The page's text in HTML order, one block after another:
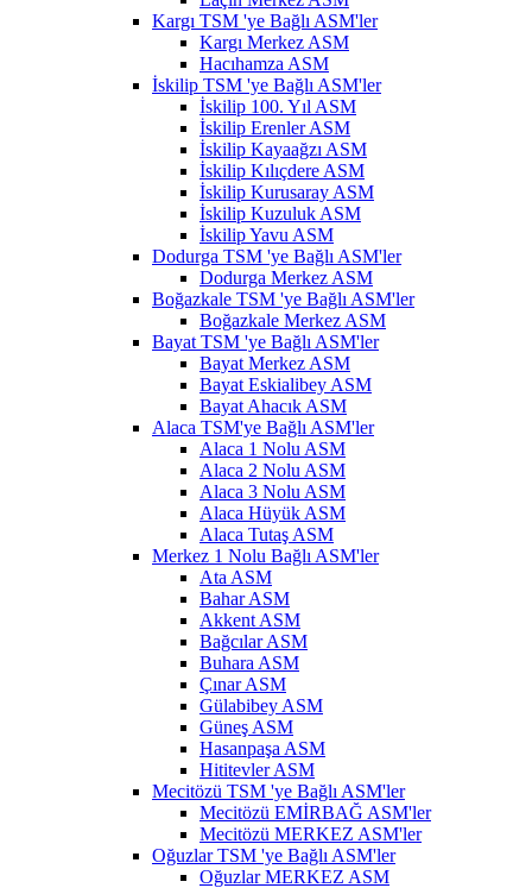
Kargı TSM 'ye Bağlı ASM'ler
Kargı Merkez ASM
Hacıhamza ASM
İskilip TSM 'ye Bağlı ASM'ler
İskilip 100. Yıl ASM
İskilip Erenler ASM
İskilip Kayaağzı ASM
İskilip Kılıçdere ASM
İskilip Kurusaray ASM
İskilip Kuzuluk ASM
İskilip Yavu ASM
Dodurga TSM 'ye Bağlı ASM'ler
Dodurga Merkez ASM
Boğazkale TSM 'ye Bağlı ASM'ler
Boğazkale Merkez ASM
Bayat TSM 'ye Bağlı ASM'ler
Bayat Merkez ASM
Bayat Eskialibey ASM
Bayat Ahacık ASM
Alaca TSM'ye Bağlı ASM'ler
Alaca 1 Nolu ASM
Alaca 2 Nolu ASM
Alaca 3 Nolu ASM
Alaca Hüyük ASM
Alaca Tutaş ASM
Merkez 1 Nolu Bağlı ASM'ler
Ata ASM
Bahar ASM
Akkent ASM
Bağcılar ASM
Buhara ASM
Çınar ASM
Gülabibey ASM
Güneş ASM
Hasanpaşa ASM
Hititevler ASM
Mecitözü TSM 'ye Bağlı ASM'ler
Mecitözü EMİRBAĞ ASM'ler
Mecitözü MERKEZ ASM'ler
Oğuzlar TSM 'ye Bağlı ASM'ler
Oğuzlar MERKEZ ASM